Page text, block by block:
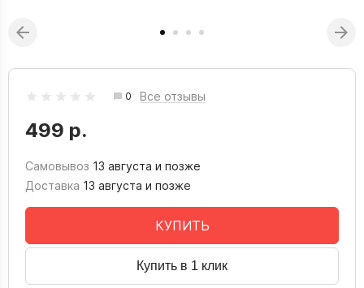
0 Все отзывы
499 р.
Самовывоз 13 августа и позже
Доставка 13 августа и позже
КУПИТЬ
Купить в 1 клик